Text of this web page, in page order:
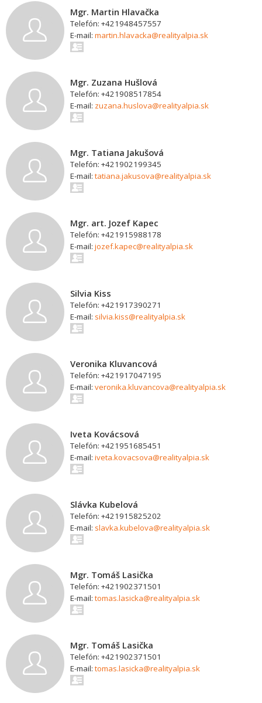
Mgr. Martin Hlavačka
Telefón: +421948457557
E-mail: martin.hlavacka@realityalpia.sk
Mgr. Zuzana Hušlová
Telefón: +421908517854
E-mail: zuzana.huslova@realityalpia.sk
Mgr. Tatiana Jakušová
Telefón: +421902199345
E-mail: tatiana.jakusova@realityalpia.sk
Mgr. art. Jozef Kapec
Telefón: +421915988178
E-mail: jozef.kapec@realityalpia.sk
Silvia Kiss
Telefón: +421917390271
E-mail: silvia.kiss@realityalpia.sk
Veronika Kluvancová
Telefón: +421917047195
E-mail: veronika.kluvancova@realityalpia.sk
Iveta Kovácsová
Telefón: +421951685451
E-mail: iveta.kovacsova@realityalpia.sk
Slávka Kubelová
Telefón: +421915825202
E-mail: slavka.kubelova@realityalpia.sk
Mgr. Tomáš Lasička
Telefón: +421902371501
E-mail: tomas.lasicka@realityalpia.sk
Mgr. Tomáš Lasička
Telefón: +421902371501
E-mail: tomas.lasicka@realityalpia.sk